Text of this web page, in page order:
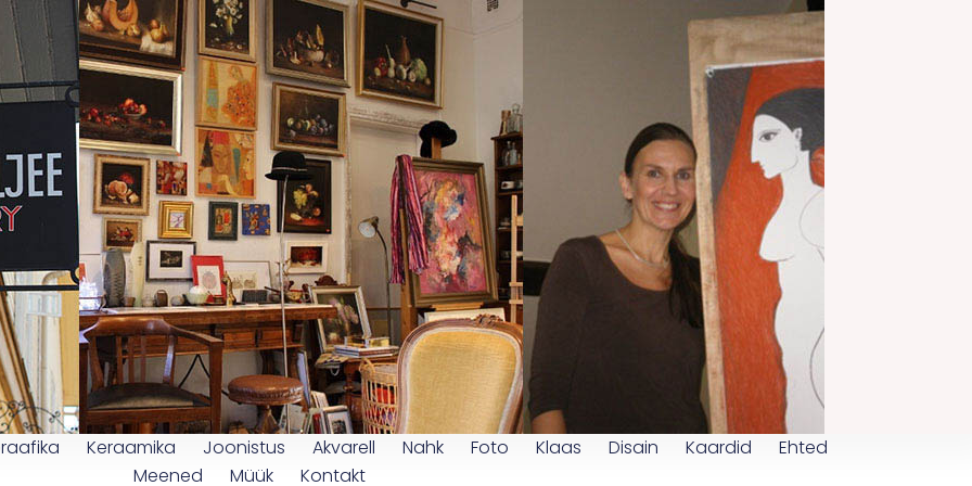
Keraamika Joonistus Akvarell Nahk Foto Klaas Disain Kaardid
Ehted
Meened
Müük Kontakt